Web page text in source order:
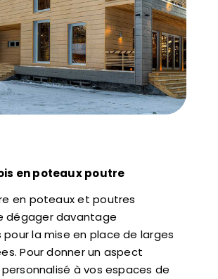
en poteaux poutre
en poteaux et poutres
dégager davantage
pour la mise en place de larges
Pour donner un aspect
à vos espaces de